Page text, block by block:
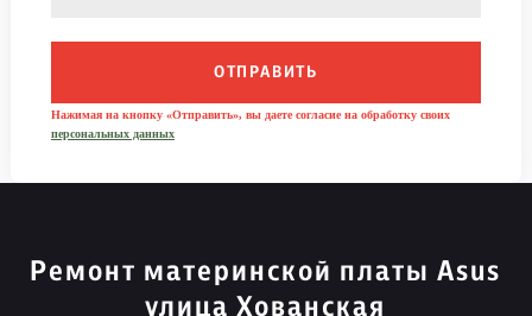
ОТПРАВИТЬ
Нажимая на кнопку «Отправить», вы даете согласие на обработку своих
персональных данных
Ремонт материнской платы Asus
улица Хованская